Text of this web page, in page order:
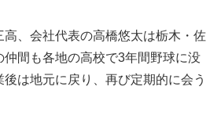
高、会社代表の高橋悠太は栃木・佐
仲間も各地の高校で3年間野球に没
は地元に戻り、再び定期的に会う